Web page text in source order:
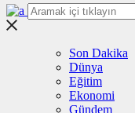
Son Dakika
Dünya
Eğitim
Ekonomi
Gündem